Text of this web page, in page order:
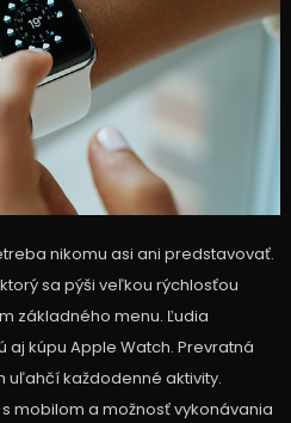
nikomu asi ani predstavovať.
sa pýši veľkou rýchlosťou
základného menu. Ľudia
aj kúpu Apple Watch. Prevratná
uľahčí každodenné aktivity.
mobilom a možnosť vykonávania